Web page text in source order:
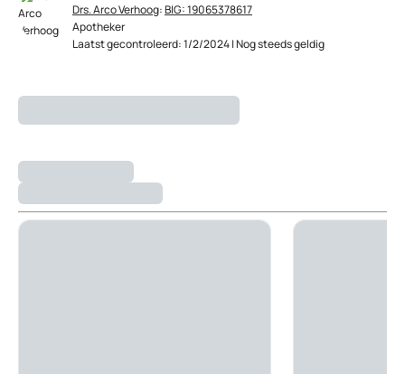
Drs. Arco Verhoog:BIG: 19065378617
Apotheker
Laatst gecontroleerd: 1/2/2024 | Nog steeds geldig